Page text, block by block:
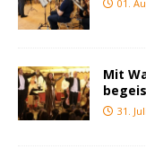
01.
Mit
31.